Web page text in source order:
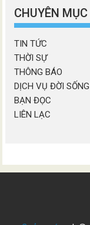
mục
CHUYÊN MỤC
TIN TỨC
THỜI SỰ
THÔNG BÁO
DỊCH VỤ ĐỜI SỐNG
BẠN ĐỌC
LIÊN LẠC